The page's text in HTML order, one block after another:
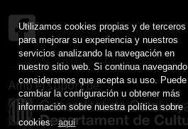
Utilizamos cookies propias y de terceros
para mejorar su experiencia y nuestros
servicios analizando la navegación en
nuestro sitio web. Si continua navegando
consideramos que acepta su uso. Puede
cambiar la configuración u obtener más
información sobre nuestra política sobre
cookies. aquí
Amb el suport de: